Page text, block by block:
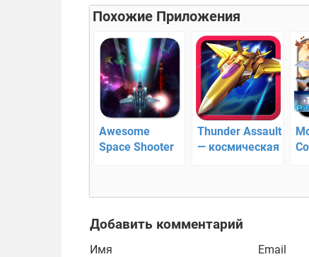
Похожие Приложения
Awesome
Space Shooter
Thunder Assault
— космическая
Добавить комментарий
Имя Email